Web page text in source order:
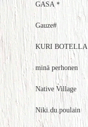
GASA＊
Gauze#
KURI BOTELLA
minä perhonen
Native Village
Niki.du.poulain